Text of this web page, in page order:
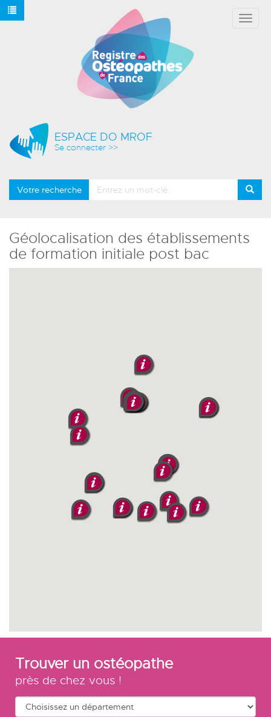
ESPACE DO MROF
Se connecter >>
Votre recherche
Géolocalisation des établissements
de formation initiale post bac
Trouver un ostéopathe
près de chez vous !